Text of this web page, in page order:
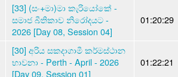
[33] (සං+මා)මා කැරියෝකේ -
සමාජ බීතිකාව නිරෝදයට -
2026 [Day 08, Session 04]
01:20:29
[30] අරිය සකදාගාමී කර්මස්ථාන
භාවනා - Perth - April - 2026
[Day 09, Session 01]
01:22:21